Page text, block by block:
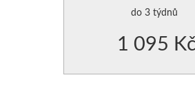
do 3 týdnů
1 095 Kč